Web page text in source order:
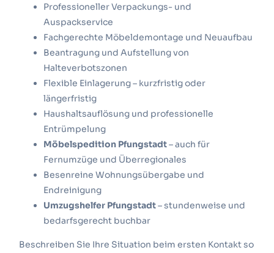
Professioneller Verpackungs- und
Auspackservice
Fachgerechte Möbeldemontage und Neuaufbau
Beantragung und Aufstellung von
Halteverbotszonen
Flexible Einlagerung – kurzfristig oder
längerfristig
Haushaltsauflösung und professionelle
Entrümpelung
Möbelspedition Pfungstadt– auch für
Fernumzüge und Überregionales
Besenreine Wohnungsübergabe und
Endreinigung
Umzugshelfer Pfungstadt– stundenweise und
bedarfsgerecht buchbar
Beschreiben Sie Ihre Situation beim ersten Kontakt so